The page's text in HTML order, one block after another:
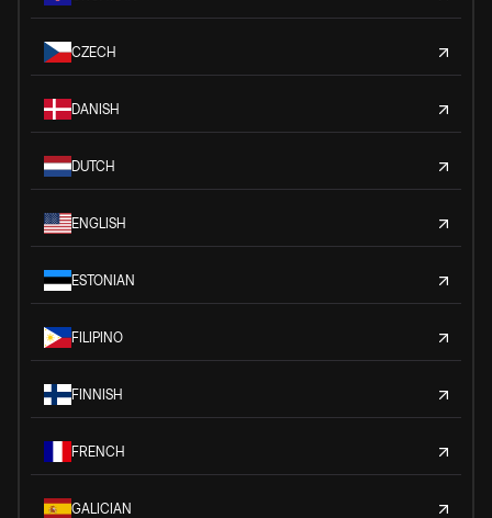
CZECH
DANISH
DUTCH
ENGLISH
ESTONIAN
FILIPINO
FINNISH
FRENCH
GALICIAN